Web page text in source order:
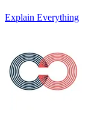
Explain Everything